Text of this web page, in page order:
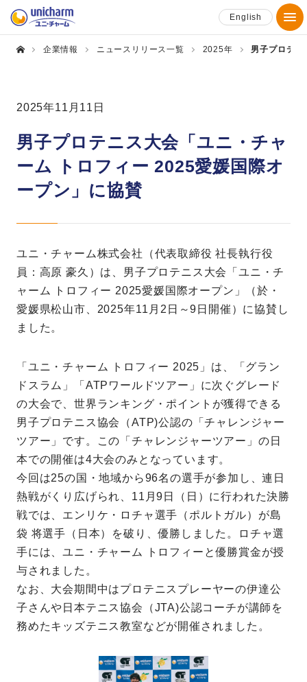
English
企業情報 ニュースリリース一覧 2025年 男子プロテニ
2025年11月11日
男子プロテニス大会「ユニ・チャ
ーム トロフィー 2025愛媛国際オ
ープン」に協賛
ユニ・チャーム株式会社（代表取締役 社長執行役
員：高原 豪久）は、男子プロテニス大会「ユニ・チ
ャーム トロフィー 2025愛媛国際オープン」（於・
愛媛県松山市、2025年11月2日～9日開催）に協賛し
ました。
「ユニ・チャーム トロフィー 2025」は、「グラン
ドスラム」「ATPワールドツアー」に次ぐグレード
の大会で、世界ランキング・ポイントが獲得できる
男子プロテニス協会（ATP)公認の「チャレンジャー
ツアー」です。この「チャレンジャーツアー」の日
本での開催は4大会のみとなっています。
今回は25の国・地域から96名の選手が参加し、連日
熱戦がくり広げられ、11月9日（日）に行われた決勝
戦では、エンリケ・ロチャ選手（ポルトガル）が島
袋 将選手（日本）を破り、優勝しました。ロチャ選
手には、ユニ・チャーム トロフィーと優勝賞金が授
与されました。
なお、大会期間中はプロテニスプレーヤーの伊達公
子さんや日本テニス協会（JTA)公認コーチが講師を
務めたキッズテニス教室などが開催されました。